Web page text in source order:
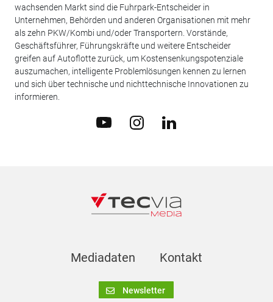
wachsenden Markt sind die Fuhrpark-Entscheider in
Unternehmen, Behörden und anderen Organisationen mit mehr
als zehn PKW/Kombi und/oder Transportern. Vorstände,
Geschäftsführer, Führungskräfte und weitere Entscheider
greifen auf Autoflotte zurück, um Kostensenkungspotenziale
auszumachen, intelligente Problemlösungen kennen zu lernen
und sich über technische und nichttechnische Innovationen zu
informieren.
Mediadaten Kontakt
Newsletter